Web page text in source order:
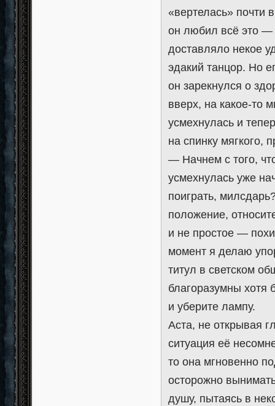
«вертелась» почти
он любил всё это
доставляло некое
эдакий танцор. Но
он зарекнулся о
вверх, на какое-то
усмехнулась и
на спинку мягкого,
— Начнем с того,
усмехнулась уже
поиграть,
положение,
и не простое —
момент я делаю
титул в светском
благоразумны
и уберите лампу.
Аста, не открывая
ситуация её
то она мгновенно
осторожно
душу, пытаясь в